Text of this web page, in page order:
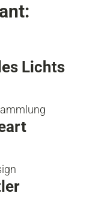
Lichts